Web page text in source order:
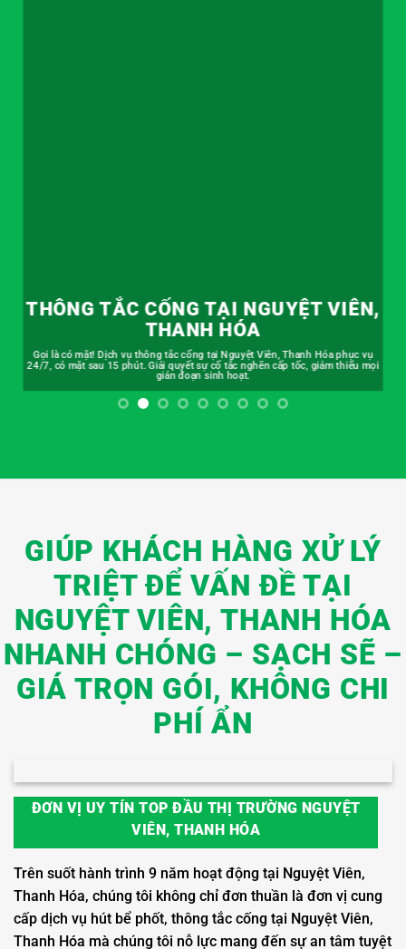
THÔNG TẮC CỐNG TẠI NGUYỆT VIÊN,
THANH HÓA
Gọi là có mặt! Dịch vụ thông tắc cống tại Nguyệt Viên, Thanh Hóa phục vụ
24/7, có mặt sau 15 phút. Giải quyết sự cố tắc nghẽn cấp tốc, giảm thiểu mọi
gián đoạn sinh hoạt.
GIÚP KHÁCH HÀNG XỬ LÝ
TRIỆT ĐỂ VẤN ĐỀ TẠI
NGUYỆT VIÊN, THANH HÓA
NHANH CHÓNG – SẠCH SẼ –
GIÁ TRỌN GÓI, KHÔNG CHI
PHÍ ẨN
ĐƠN VỊ UY TÍN TOP ĐẦU THỊ TRƯỜNG NGUYỆT
VIÊN, THANH HÓA
Trên suốt hành trình 9 năm hoạt động tại Nguyệt Viên,
Thanh Hóa, chúng tôi không chỉ đơn thuần là đơn vị cung
cấp dịch vụ hút bể phốt, thông tắc cống tại Nguyệt Viên,
Thanh Hóa mà chúng tôi nỗ lực mang đến sự an tâm tuyệt